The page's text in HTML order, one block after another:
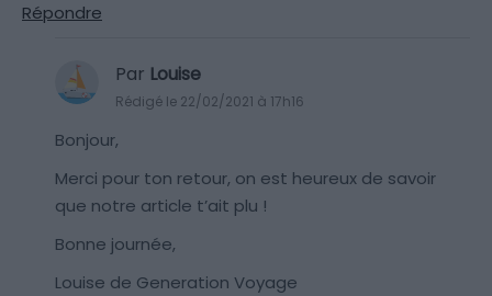
Répondre
Par Louise
Rédigé le 22/02/2021 à 17h16
Bonjour,
Merci pour ton retour, on est heureux de savoir
que notre article t’ait plu !
Bonne journée,
Louise de Generation Voyage